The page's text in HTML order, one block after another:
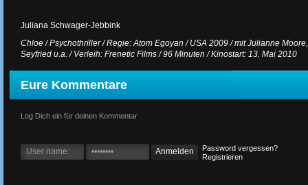
Juliana Schwager-Jebbink
Chloe / Psychothriller / Regie: Atom Egoyan / USA 2009 / mit Julianne
Seyfried u.a. / Verleih: Frenetic Films / 96 Minuten / Kinostart: 13. Mai 2010
Eure Kommentare
Log Dich ein für deinen Kommentar
Password vergessen?
Registrieren